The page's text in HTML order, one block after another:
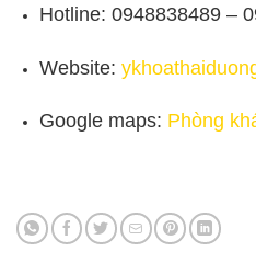
Hotline: 0948838489 –
Website:
Google maps: Phòng